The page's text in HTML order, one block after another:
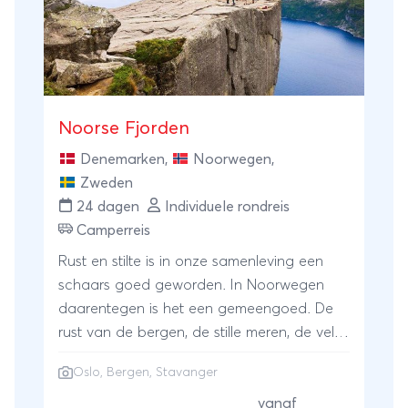
Longyearbyen Airport - Hotel in
Longyearbyen. 2 nachten
Hotelovernachtingen Longyearbyen incl.
licht diner en ontbijt. Transfer Hotel
excursie en lunch. 14 nachten Expeditiereis
per MS Spitsbergen inclusief volpension
aan boord. Transfer Hurtigruten kade -
Keflavik Airport (bij te boeken terugreis
pakket). Vliegreis Keflavik - Amsterdam (bij
te boeken terugreis pakket). Vervoer Wij
kunnen ook de vliegreis voor u verzorgen
van Amsterdam naar Oslo en terug naar
huis van Keflavik naar Amsterdam. U kunt
Onze vliegtarieven zijn gebaseerd op de
meest voordelige vliegtarieven. Indien deze
Noorse Fjorden
Denemarken, Noorwegen,
Zweden
24 dagen
Individuele rondreis
Camperreis
Rust en stilte is in onze samenleving een
schaars goed geworden. In Noorwegen
daarentegen is het een gemeengoed. De
rust van de bergen, de stille meren, de vele
naaldboomwouden met hun mysterieuze
trollenpaden zijn bijna onwerkelijk mooi.
Oslo, Bergen, Stavanger
vanaf